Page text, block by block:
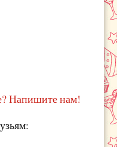
Напишите нам!